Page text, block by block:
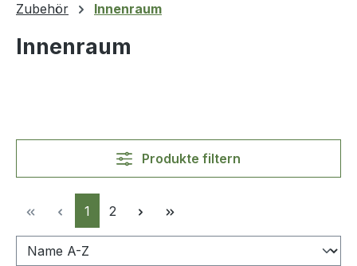
Zubehör
Innenraum
Innenraum
Produkte filtern
Seite
1 Seite
2